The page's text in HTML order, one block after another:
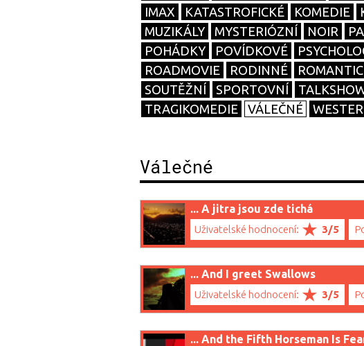
IMAX
KATASTROFICKÉ KOMEDIE
MUZIKÁLY
MYSTERIÓZNÍ NOIR
POHÁDKY
POVÍDKOVÉ
ROADMOVIE
RODINNÉ
SOUTĚŽNÍ
SPORTOVNÍ
TRAGIKOMEDIE
VÁLEČNÉ
Válečné
... A jitra jsou zde tichá
Uživatelské hodnocení: 3/5
... And I greet Swallows
Uživatelské hodnocení: 3/5
... And the Fifth Horseman Is